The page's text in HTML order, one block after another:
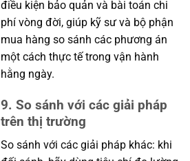
điều kiện bảo quản và bài toán chi
phí vòng đời, giúp kỹ sư và bộ phận
mua hàng so sánh các phương án
một cách thực tế trong vận hành
hằng ngày.
9. So sánh với các giải pháp
trên thị trường
So sánh với các giải pháp khác: khi